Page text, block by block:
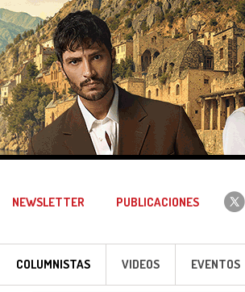
NEWSLETTER PUBLICACIONES
COLUMNISTAS VIDEOS EVENTOS